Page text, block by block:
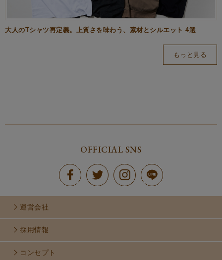
大人のTシャツ再定義。上質さを味わう、素材とシルエット 4選
もっと見る
OFFICIAL SNS
運営会社
採用情報
コンセプト